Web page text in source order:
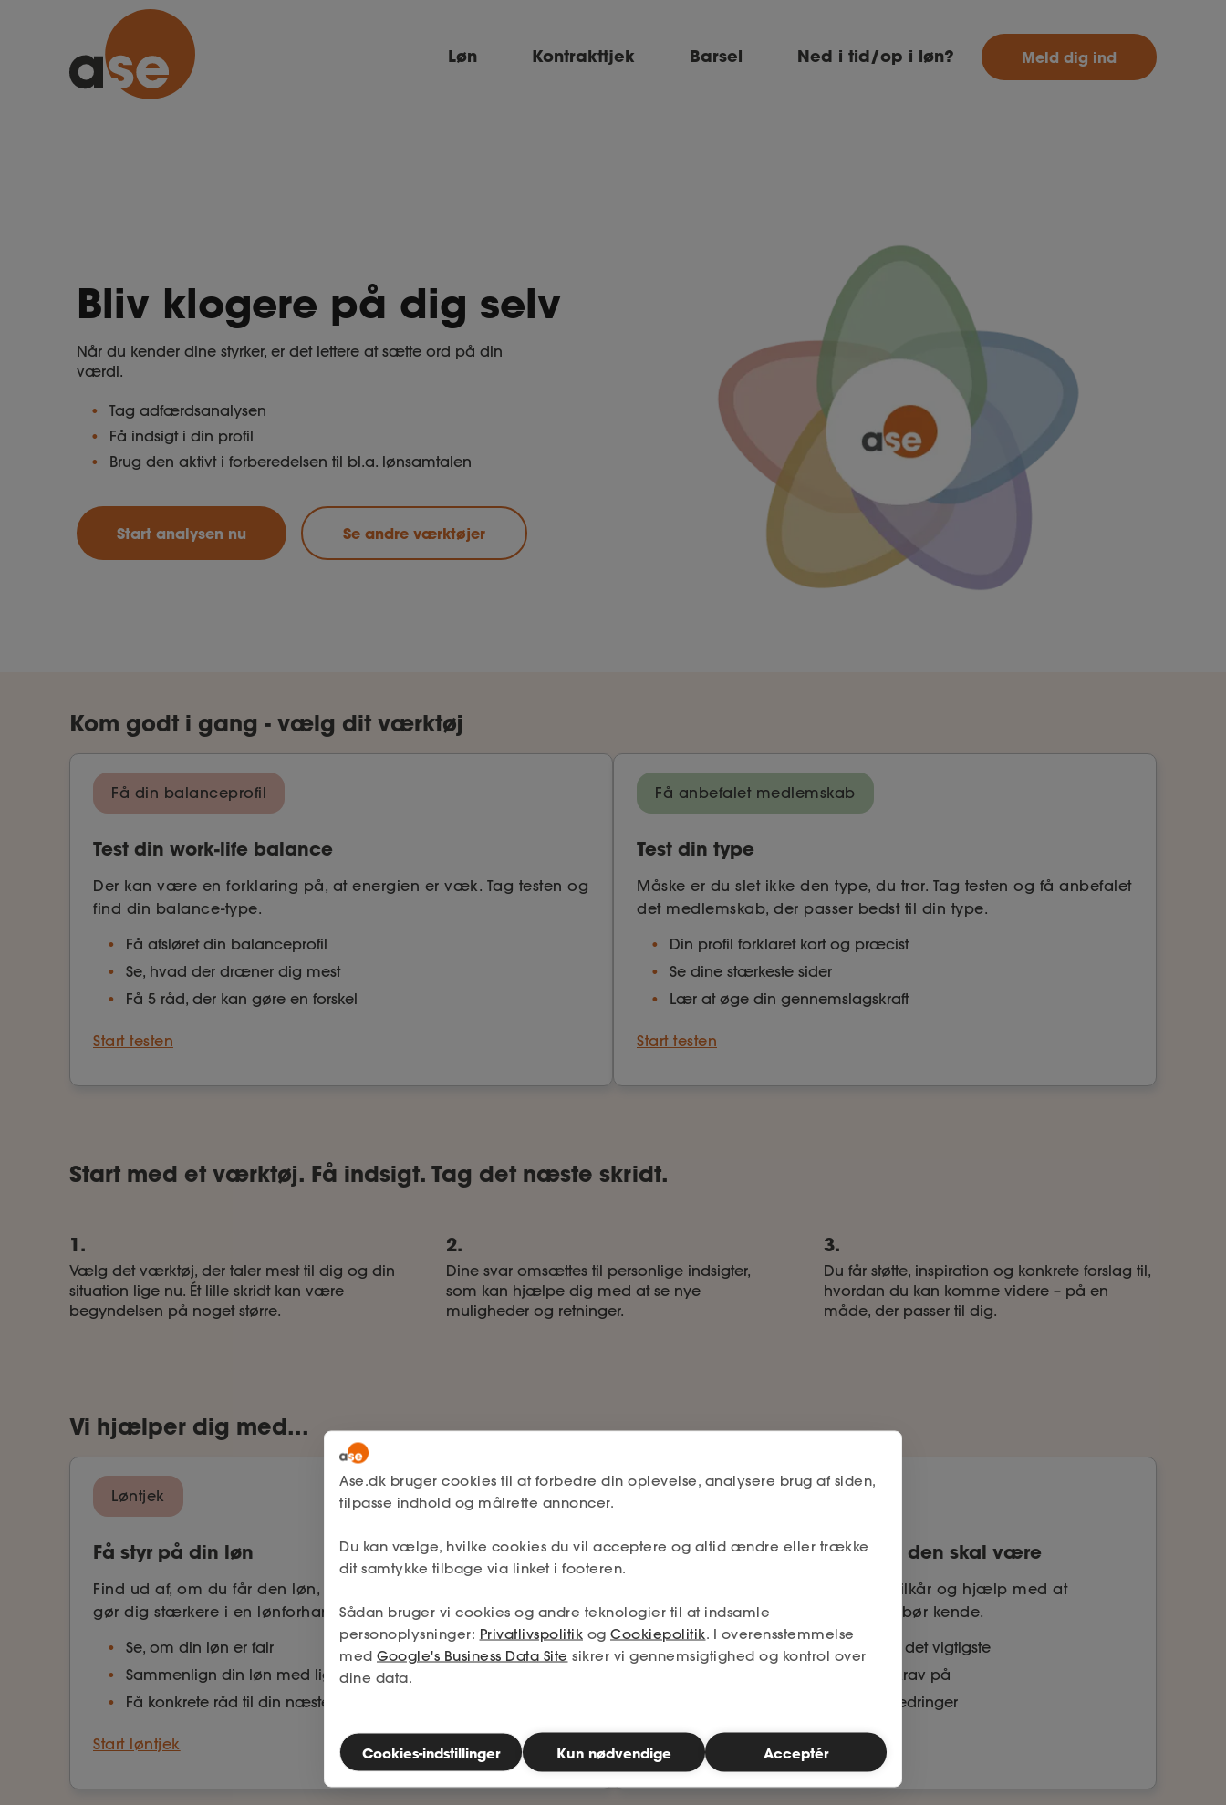
Ase
Løn Kontrakttjek Barsel Ned i tid/op i løn? Meld dig ind
Bliv klogere på dig selv
Når du kender dine styrker, er det lettere at sætte ord på din
værdi.
Tag adfærdsanalysen
Få indsigt i din profil
Brug den aktivt i forberedelsen til bl.a. lønsamtalen
Start analysen nu Se andre værktøjer
Kom godt i gang - vælg dit værktøj
Få din balanceprofil
Test din work-life balance
Der kan være en forklaring på, at energien er væk. Tag testen og
find din balance-type.
Få afsløret din balanceprofil
Se, hvad der dræner dig mest
Få 5 råd, der kan gøre en forskel
Start testen
Få anbefalet medlemskab
Test din type
Måske er du slet ikke den type, du tror. Tag testen og få anbefalet
det medlemskab, der passer bedst til din type.
Din profil forklaret kort og præcist
Se dine stærkeste sider
Lær at øge din gennemslagskraft
Start testen
Start med et værktøj. Få indsigt. Tag det næste skridt.
1.
Vælg det værktøj, der taler mest til dig og din
situation lige nu. Ét lille skridt kan være
begyndelsen på noget større.
2.
Dine svar omsættes til personlige indsigter,
som kan hjælpe dig med at se nye
muligheder og retninger.
3.
Du får støtte, inspiration og konkrete forslag til,
hvordan du kan komme videre – på en
måde, der passer til dig.
Vi hjælper dig med...
Løntjek
Få styr på din løn
Find ud af, om du får den løn, du fortjener, og få den viden, der
gør dig stærkere i en lønforhandling.
Se, om din løn er fair
Sammenlign din løn med lignende profiler
Få konkrete råd til din næste lønsamtale
Start løntjek
Tjek, om din kontrakt er, som den skal være
Få gennemgået dine ansættelsesvilkår og hjælp med at
opdage fejl, mangler og vilkår, du bør kende.
Tjek, om din kontrakt indeholder det vigtigste
Se, om du får de goder, du har krav på
Få konkrete anbefalinger til forbedringer
Tjek din kontrakt
Ase.dk bruger cookies til at forbedre din oplevelse, analysere brug af siden,
tilpasse indhold og målrette annoncer.
Du kan vælge, hvilke cookies du vil acceptere og altid ændre eller trække
dit samtykke tilbage via linket i footeren.
Sådan bruger vi cookies og andre teknologier til at indsamle
personoplysninger: Privatlivspolitik og Cookiepolitik. I overensstemmelse
med Google's Business Data Site sikrer vi gennemsigtighed og kontrol over
dine data.
Cookies-indstillinger Kun nødvendige Acceptér